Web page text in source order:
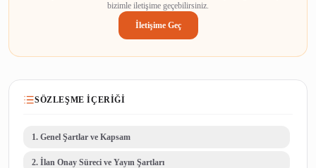
bizimle iletişime geçebilirsiniz.
İletişime Geç
SÖZLEŞME İÇERIĞI
1. Genel Şartlar ve Kapsam
2. İlan Onay Süreci ve Yayın Şartları